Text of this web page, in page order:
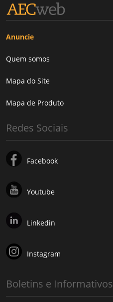
Anuncie
Quem somos
Mapa do Site
Mapa de Produto
Redes Sociais
Facebook
Youtube
Linkedin
Instagram
Boletins e Informativos